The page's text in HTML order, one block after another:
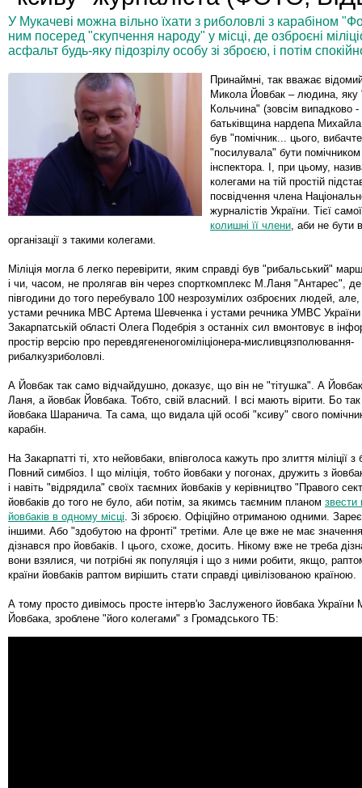
У Мукачеві можна вільно їхати з риболовлі з карабіном
ним посеред "скупчення народу" у місці, де озброєні
асфальт будь-яку підозрілу особу зі зброєю, і потім
Принаймні, так вважає
Микола Йовбак – людина, яку
Кольчина" (зовсім випадково
батьківщина нардепа
був "помічник... цього,
"посилувала" бути помічником
інспектора. І, при цьому,
колегами на тій простій
посвідчення члена
журналістів України. Тієї
колишні її члени , аби не бути
організації з такими колегами.
Міліція могла б легко перевірити, яким справді був "рибальський"
і чи, часом, не пролягав він через спорткомплекс М.Ланя "Антарес",
півгодини до того перебувало 100 незрозумілих озброєних людей, але,
устами речника МВС Артема Шевченка і устами речника УМВС
Закарпатській області Олега Подебрія з останніх сил вмонтовує в
простір версію про перевдягененогоміліціонера-мисливцязполювання-
рибалкузриболовлі.
А Йовбак так само відчайдушно, доказує, що він не "тітушка". А
Ланя, а йовбак Йовбака. Тобто, свій власний. І всі мають вірити. Бо так
йовбака Шаранича. Та сама, що видала цій особі "ксиву" свого
карабін.
На Закарпатті ті, хто нейовбаки, впівголоса кажуть про злиття міліції
Повний симбіоз. І що міліція, тобто йовбаки у погонах, дружить з
і навіть "відрядила" своїх таємних йовбаків у керівництво "Правого
йовбаків до того не було, аби потім, за якимсь таємним планом звести
йовбаків в одному місці . Зі зброєю. Офіційно отриманою одними.
іншими. Або "здобутою на фронті" третіми. Але це вже не має
дізнався про йовбаків. І цього, схоже, досить. Нікому вже не треба
вони взялися, чи потрібні як популяція і що з ними робити, якщо,
країни йовбаків раптом вирішить стати справді цивілізованою країною.
А тому просто дивімось просте інтерв'ю Заслуженого йовбака України
Йовбака, зроблене "його колегами" з Громадського ТБ: